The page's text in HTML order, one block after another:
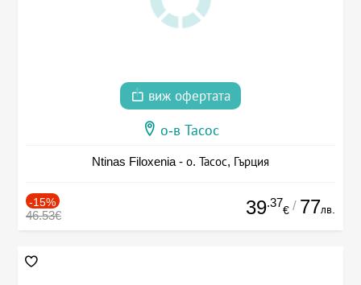
виж офертата
о-в Тасос
Ntinas Filoxenia - о. Тасос, Гърция
-15%
46.53€ 39.37
€ / 77лв.